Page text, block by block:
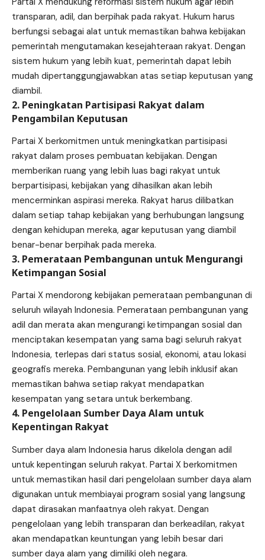
transparan, adil, dan berpihak pada rakyat. Hukum harus
berfungsi sebagai alat untuk memastikan bahwa kebijakan
pemerintah mengutamakan kesejahteraan rakyat. Dengan
sistem hukum yang lebih kuat, pemerintah dapat lebih
mudah dipertanggungjawabkan atas setiap keputusan yang
diambil.
2. Peningkatan Partisipasi Rakyat dalam
Pengambilan Keputusan
Partai X berkomitmen untuk meningkatkan partisipasi
rakyat dalam proses pembuatan kebijakan. Dengan
memberikan ruang yang lebih luas bagi rakyat untuk
berpartisipasi, kebijakan yang dihasilkan akan lebih
mencerminkan aspirasi mereka. Rakyat harus dilibatkan
dalam setiap tahap kebijakan yang berhubungan langsung
dengan kehidupan mereka, agar keputusan yang diambil
benar-benar berpihak pada mereka.
3. Pemerataan Pembangunan untuk Mengurangi
Ketimpangan Sosial
Partai X mendorong kebijakan pemerataan pembangunan di
seluruh wilayah Indonesia. Pemerataan pembangunan yang
adil dan merata akan mengurangi ketimpangan sosial dan
menciptakan kesempatan yang sama bagi seluruh rakyat
Indonesia, terlepas dari status sosial, ekonomi, atau lokasi
geografis mereka. Pembangunan yang lebih inklusif akan
memastikan bahwa setiap rakyat mendapatkan
kesempatan yang setara untuk berkembang.
4. Pengelolaan Sumber Daya Alam untuk
Kepentingan Rakyat
Sumber daya alam Indonesia harus dikelola dengan adil
untuk kepentingan seluruh rakyat. Partai X berkomitmen
untuk memastikan hasil dari pengelolaan sumber daya alam
digunakan untuk membiayai program sosial yang langsung
dapat dirasakan manfaatnya oleh rakyat. Dengan
pengelolaan yang lebih transparan dan berkeadilan, rakyat
akan mendapatkan keuntungan yang lebih besar dari
sumber daya alam yang dimiliki oleh negara.